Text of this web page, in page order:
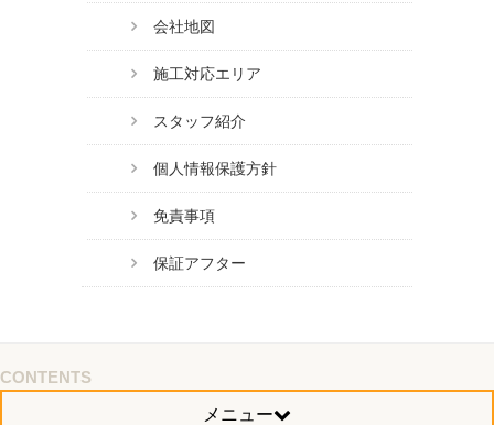
会社地図
施工対応エリア
スタッフ紹介
個人情報保護方針
免責事項
保証アフター
CONTENTS
メニュー